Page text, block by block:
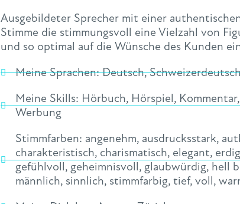
Ausgebildeter Sprecher mit einer
Stimme die stimmungsvoll eine Vielzahl von
und so optimal auf die Wünsche des Kunden
Meine Sprachen:Deutsch,
Meine Skills: Hörbuch, Hörspiel, Kommentar,
Werbung
Stimmfarben: angenehm, ausdrucksstark,
charakteristisch, charismatisch, elegant, erdig
gefühlvoll, geheimnisvoll, glaubwürdig, hell
männlich, sinnlich, stimmfarbig, tief, voll,